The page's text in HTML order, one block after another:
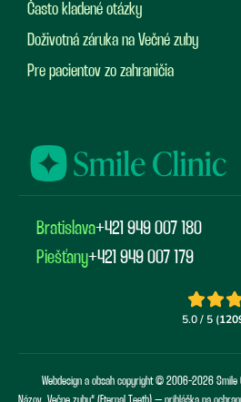
Často kladené otázky
Doživotná záruka na Večné zuby
Pre pacientov zo zahraničia
Bratislava+421 949 007 180
Piešťany+421 949 007 179
Webdesign a obsah copyright © 2006-2026 Smile